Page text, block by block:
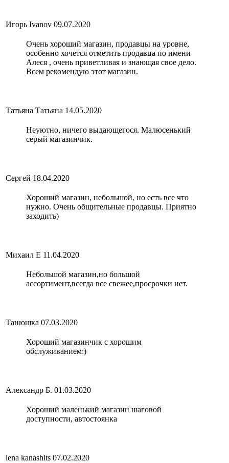
Игорь Ivanov 09.07.2020
Очень хороший магазин, продавцы на уровне,
особенно хочется отметить продавца по имени
Алеся , очень приветливая и знающая свое дело.
Всем рекомендую этот магазин.
Татьяна Татьяна 14.05.2020
Неуютно, ничего выдающегося. Малюсенький
серый магазинчик.
Сергей 18.04.2020
Хороший магазин, небольшой, но есть все что
нужно. Очень общительные продавцы. Приятно
заходить)
Михаил Е 11.04.2020
Небольшой магазин,но большой
ассортимент,всегда все свежее,просрочки нет.
Танюшка 07.03.2020
Хороший магазинчик с хорошим
обслуживанием:)
Александр Б. 01.03.2020
Хороший маленький магазин шаговой
доступности, автостоянка
lena kanashits 07.02.2020